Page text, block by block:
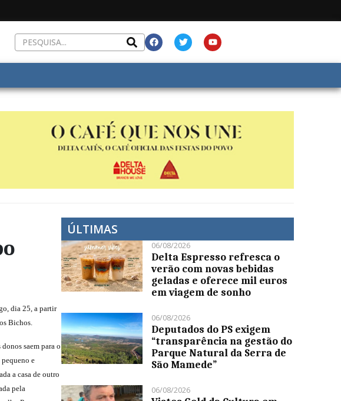
dia 25, a partir
Bichos.
saem para o
e
a casa de outro
pela
ÚLTIMAS
06/08/2026
Delta Espresso refresca o
verão com novas bebidas
geladas e oferece mil euros
em viagem de sonho
06/08/2026
Deputados do PS exigem
“transparência na gestão do
Parque Natural da Serra de
São Mamede”
06/08/2026